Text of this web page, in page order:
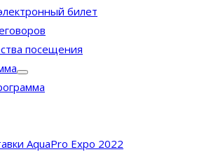
билет
посещения
AquaPro Expo 2022